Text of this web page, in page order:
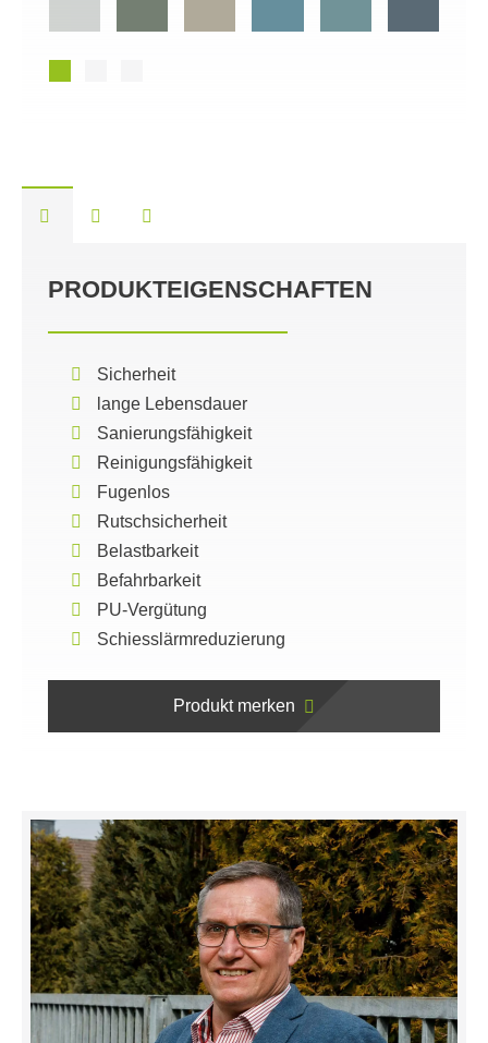
PRODUKTEIGENSCHAFTEN
Sicherheit
lange Lebensdauer
Sanierungsfähigkeit
Reinigungsfähigkeit
Fugenlos
Rutschsicherheit
Belastbarkeit
Befahrbarkeit
PU-Vergütung
Schiesslärmreduzierung
Produkt merken